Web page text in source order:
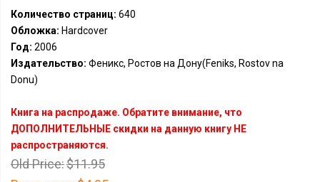
Количество страниц: 640
Обложка: Hardcover
Год: 2006
Издательство: Феникс, Ростов на Дону(Feniks, Rostov na
Donu)
Книга на распродаже. Обратите внимание, что
ДОПОЛНИТЕЛЬНЫЕ скидки на данную книгу НЕ
распространяются.
Old Price:$11.95